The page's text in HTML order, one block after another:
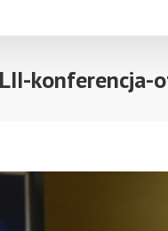
konferencja-